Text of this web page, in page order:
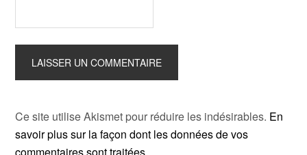
Ce site utilise Akismet pour réduire les indésirables. En
savoir plus sur la façon dont les données de vos